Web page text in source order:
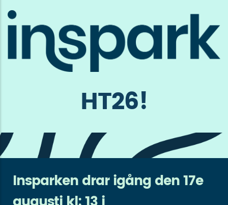
HT26!
Insparken drar igång den 17e